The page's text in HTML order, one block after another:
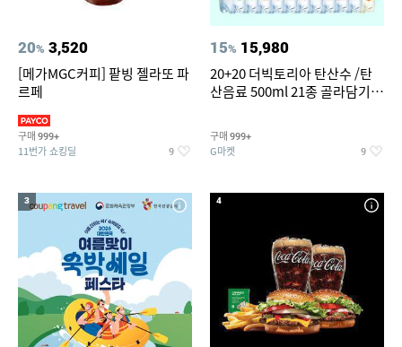
20% 3,520
[메가MGC커피] 팥빙 젤라또 파
르페
구매 999+
11번가 쇼킹딜 9
15% 15,980
20+20 더빅토리아 탄산수 /탄
산음료 500ml 21종 골라담기
구매 999+
G마켓 9
3 4